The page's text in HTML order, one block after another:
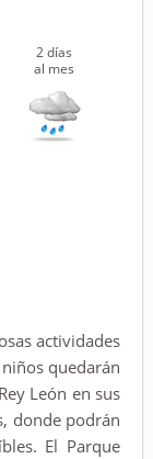
2 días
al mes
actividades
quedarán
León en sus
donde podrán
El Parque